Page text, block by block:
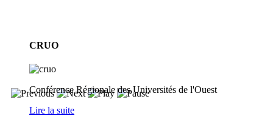
CRUO
Conférence Régionale des Universités de l'Ouest
Lire la suite